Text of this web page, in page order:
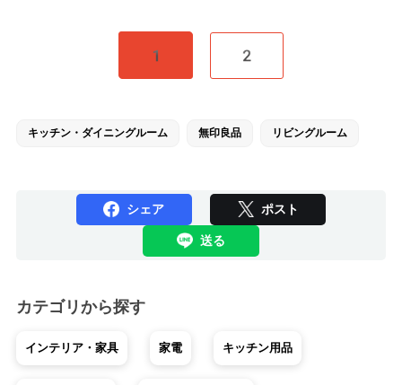
1 2
キッチン・ダイニングルーム 無印良品 リビングルーム
シェア ポスト
送る
カテゴリから探す
インテリア・家具 家電 キッチン用品